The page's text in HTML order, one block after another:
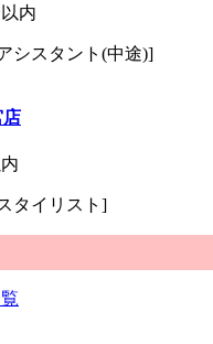
内
シスタント(中途)]
タイリスト]